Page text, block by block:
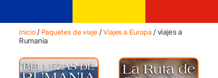
Inicio/ Paquetes de viaje/Viajes a Europa / viajes a
Rumania